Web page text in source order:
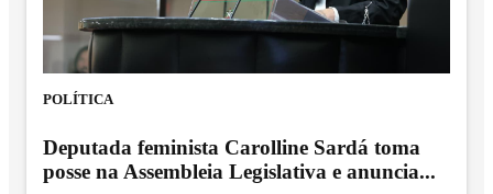
POLÍTICA
Deputada feminista Carolline Sardá toma
posse na Assembleia Legislativa e anuncia...